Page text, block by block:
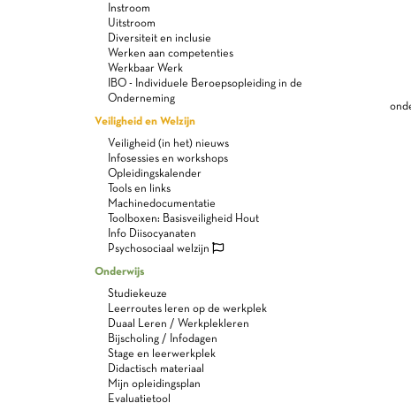
Instroom
Uitstroom
Diversiteit en inclusie
Werken aan competenties
Werkbaar Werk
IBO - Individuele Beroepsopleiding in de
Onderneming
Veiligheid en Welzijn
Veiligheid (in het) nieuws
Infosessies en workshops
Opleidingskalender
Tools en links
Machinedocumentatie
Toolboxen: Basisveiligheid Hout
Info Diisocyanaten
Psychosociaal welzijn
Onderwijs
Studiekeuze
Leerroutes leren op de werkplek
Duaal Leren / Werkplekleren
Bijscholing / Infodagen
Stage en leerwerkplek
Didactisch materiaal
Mijn opleidingsplan
Evaluatietool